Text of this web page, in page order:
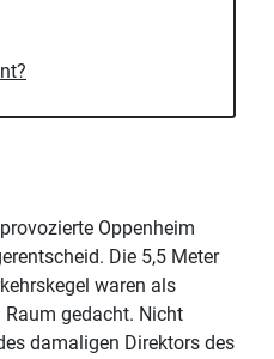
Oppenheim
Die 5,5 Meter
waren als
gedacht. Nicht
damaligen Direktors des